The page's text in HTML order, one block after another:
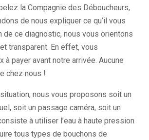
la Compagnie des Déboucheurs,
de nous expliquer ce qu’il vous
de ce diagnostic, nous vous orientons
transparent. En effet, vous
à payer avant notre arrivée. Aucune
chez nous !
nous vous proposons soit un
soit un passage caméra, soit un
à utiliser l’eau à haute pression
tous types de bouchons de